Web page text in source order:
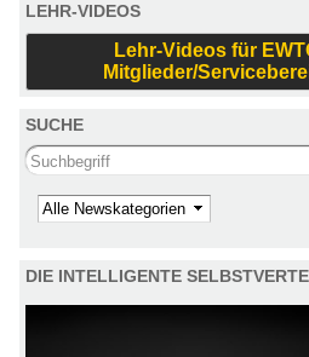
LEHR-VIDEOS
Lehr-Videos für
Mitglieder/
SUCHE
Search this site
Kategorie
DIE INTELLIGENTE